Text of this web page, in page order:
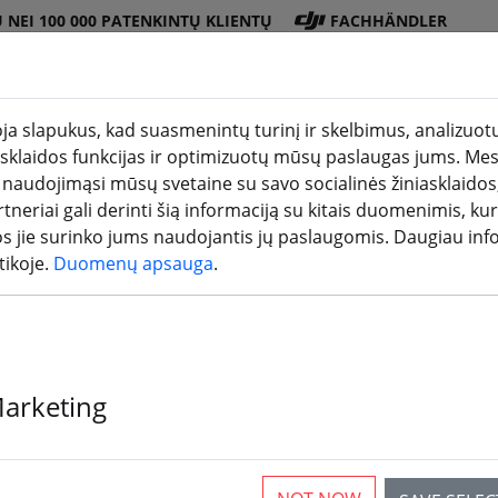
NEI 100 000 PATENKINTŲ KLIENTŲ FACHHÄNDLER
Baterij
os
Propeler
is
Pried
ai
3D
"Foxeer
laikiklis 3D
juodas
slapukus, kad suasmenintų turinį ir skelbimus,
funkcijas ir optimizuotų mūsų paslaugas jums.
mūsų svetaine su savo socialinės
gali derinti šią informaciją su kitais duomenimis,
jie surinko jums naudojantis jų paslaugomis. Daugiau
Duomenų apsauga.